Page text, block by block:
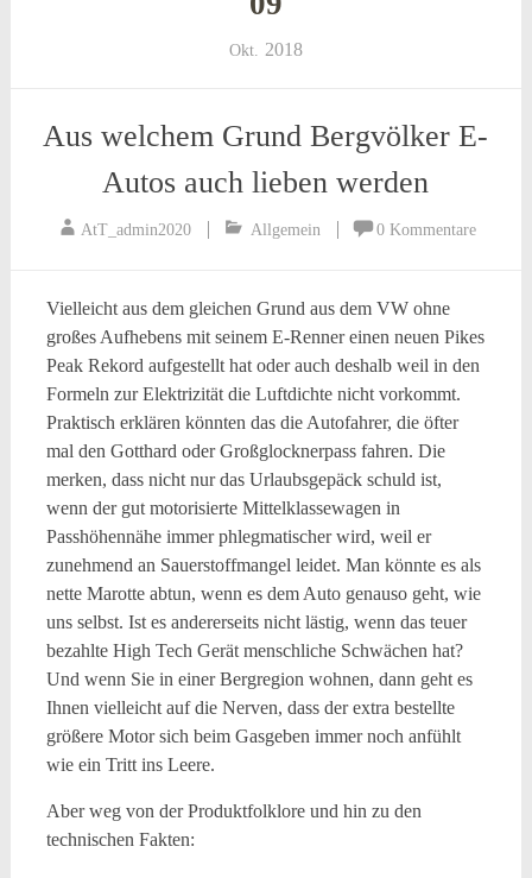
Okt. 2018
Aus welchem Grund Bergvölker E-
Autos auch lieben werden
AtT_admin2020 Allgemein 0 Kommentare
Vielleicht aus dem gleichen Grund aus dem VW ohne
großes Aufhebens mit seinem E-Renner einen neuen Pikes
Peak Rekord aufgestellt hat oder auch deshalb weil in den
Formeln zur Elektrizität die Luftdichte nicht vorkommt.
Praktisch erklären könnten das die Autofahrer, die öfter
mal den Gotthard oder Großglocknerpass fahren. Die
merken, dass nicht nur das Urlaubsgepäck schuld ist,
wenn der gut motorisierte Mittelklassewagen in
Passhöhennähe immer phlegmatischer wird, weil er
zunehmend an Sauerstoffmangel leidet. Man könnte es als
nette Marotte abtun, wenn es dem Auto genauso geht, wie
uns selbst. Ist es andererseits nicht lästig, wenn das teuer
bezahlte High Tech Gerät menschliche Schwächen hat?
Und wenn Sie in einer Bergregion wohnen, dann geht es
Ihnen vielleicht auf die Nerven, dass der extra bestellte
größere Motor sich beim Gasgeben immer noch anfühlt
wie ein Tritt ins Leere.
Aber weg von der Produktfolklore und hin zu den
technischen Fakten: